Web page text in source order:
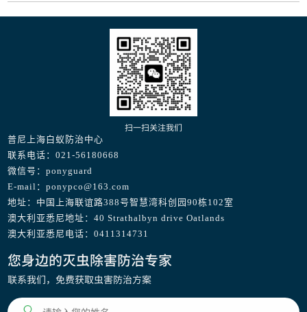
扫一扫关注我们
普尼上海白蚁防治中心
联系电话：021-56180668
微信号：ponyguard
E-mail：ponypco@163.com
地址：中国上海联谊路388号智慧湾科创园90栋102室
澳大利亚悉尼地址：40 Strathalbyn drive Oatlands
澳大利亚悉尼电话：0411314731
您身边的灭虫除害防治专家
联系我们，免费获取虫害防治方案